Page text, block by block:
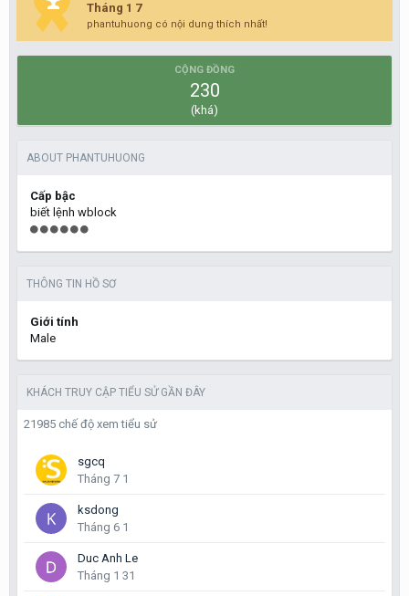
Tháng 1 7
phantuhuong có nội dung thích nhất!
CỘNG ĐỒNG
230
(khá)
ABOUT PHANTUHUONG
Cấp bậc
biết lệnh wblock
THÔNG TIN HỒ SƠ
Giới tính
Male
KHÁCH TRUY CẬP TIỂU SỬ GẦN ĐÂY
21985 chế độ xem tiểu sử
sgcq
Tháng 7 1
ksdong
Tháng 6 1
Duc Anh Le
Tháng 1 31